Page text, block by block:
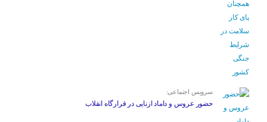
سرویس اجتماعی:
حضور عروس و داماد ازنایی در قرارگاه انقلاب